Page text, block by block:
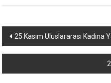
Yazı
dolaşımı
25 Kasım Uluslararası Kadına